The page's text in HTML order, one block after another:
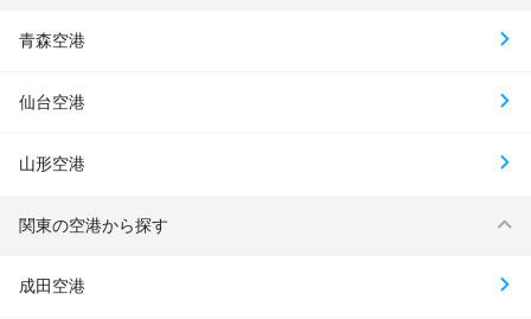
青森空港
仙台空港
山形空港
関東の空港から探す
成田空港